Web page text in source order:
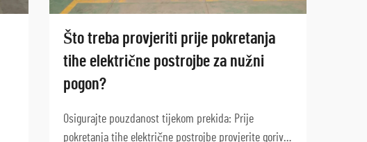
Što treba provjeriti prije pokretanja
tihe električne postrojbe za nužni
pogon?
Osigurajte pouzdanost tijekom prekida: Prije
pokretanja tihe električne postrojbe provjerite gorivo,